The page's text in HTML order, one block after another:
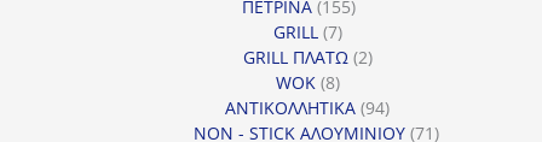
ΠΕΤΡΙΝΑ 155155
GRILL 77
προϊόντα
GRILL ΠΛΑΤΩ 22
WOK 88
προϊόντα
ΑΝΤΙΚΟΛΛΗΤΙΚΑ 9494
προϊόντα
NON - STICK ΑΛΟΥΜΙΝΙΟΥ 7171